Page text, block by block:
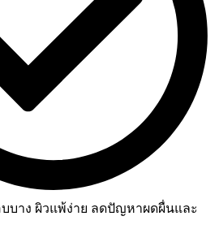
บาง ผิวแพ้ง่าย ลดปัญหาผดผื่นและ